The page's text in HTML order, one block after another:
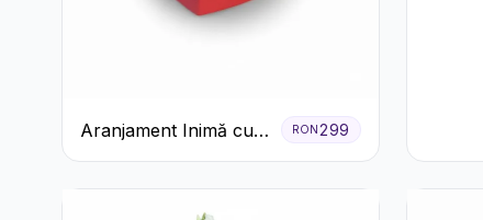
Aranjament Inimă cu
Orhidee și Floarea
RON299